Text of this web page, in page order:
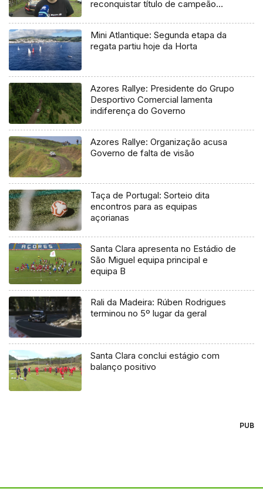
reconquistar título de campeão
Mini Atlantique: Segunda etapa da
regata partiu hoje da Horta
Azores Rallye: Presidente do Grupo
Desportivo Comercial lamenta
indiferença do Governo
Azores Rallye: Organização acusa
Governo de falta de visão
Taça de Portugal: Sorteio dita
encontros para as equipas
açorianas
Santa Clara apresenta no Estádio de
São Miguel equipa principal e
equipa B
Rali da Madeira: Rúben Rodrigues
terminou no 5º lugar da geral
Santa Clara conclui estágio com
balanço positivo
PUB